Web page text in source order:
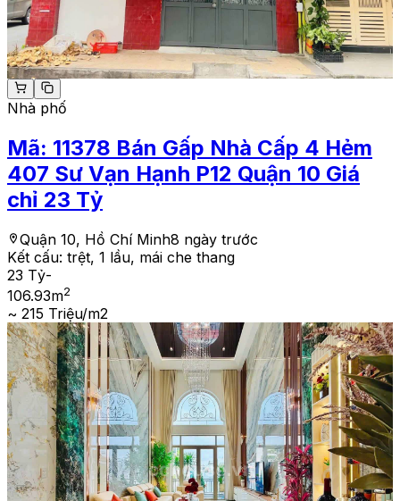
Nhà phố
Mã: 11378 Bán Gấp Nhà Cấp 4 Hẻm
407 Sư Vạn Hạnh P12 Quận 10 Giá
chỉ 23 Tỷ
Quận 10, Hồ Chí Minh8 ngày trước
Kết cấu: trệt, 1 lầu, mái che thang
23 Tỷ-
106.93m2
~ 215 Triệu/m2